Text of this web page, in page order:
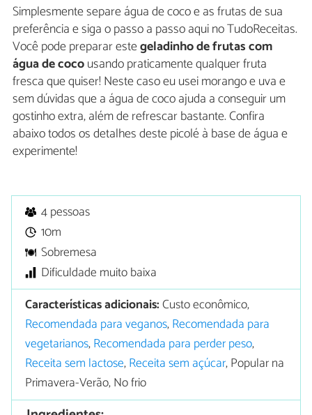
Simplesmente separe água de coco e as frutas de sua
preferência e siga o passo a passo aqui no TudoReceitas.
Você pode preparar estegeladinho de frutas com
água de cocousando praticamente qualquer fruta
fresca que quiser! Neste caso eu usei morango e uva e
sem dúvidas que a água de coco ajuda a conseguir um
gostinho extra, além de refrescar bastante. Confira
abaixo todos os detalhes deste picolé à base de água e
experimente!
4 pessoas
10m
Sobremesa
Dificuldade muito baixa
Características adicionais:Custo econômico,
Recomendada para veganos,Recomendada para
vegetarianos,Recomendada para perder peso,
Receita sem lactose,Receita sem açúcar, Popular na
Primavera-Verão, No frio